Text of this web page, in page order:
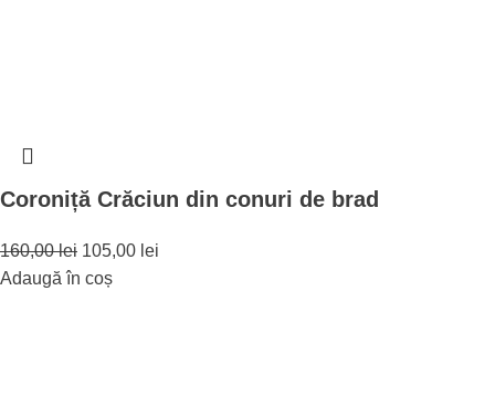
Coroniță Crăciun din conuri de brad
160,00lei 105,00 lei
Adaugă în coș